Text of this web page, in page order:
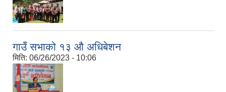
गाउँ सभाको १३ औ अधिबेशन
मिति: 06/26/2023 - 10:06